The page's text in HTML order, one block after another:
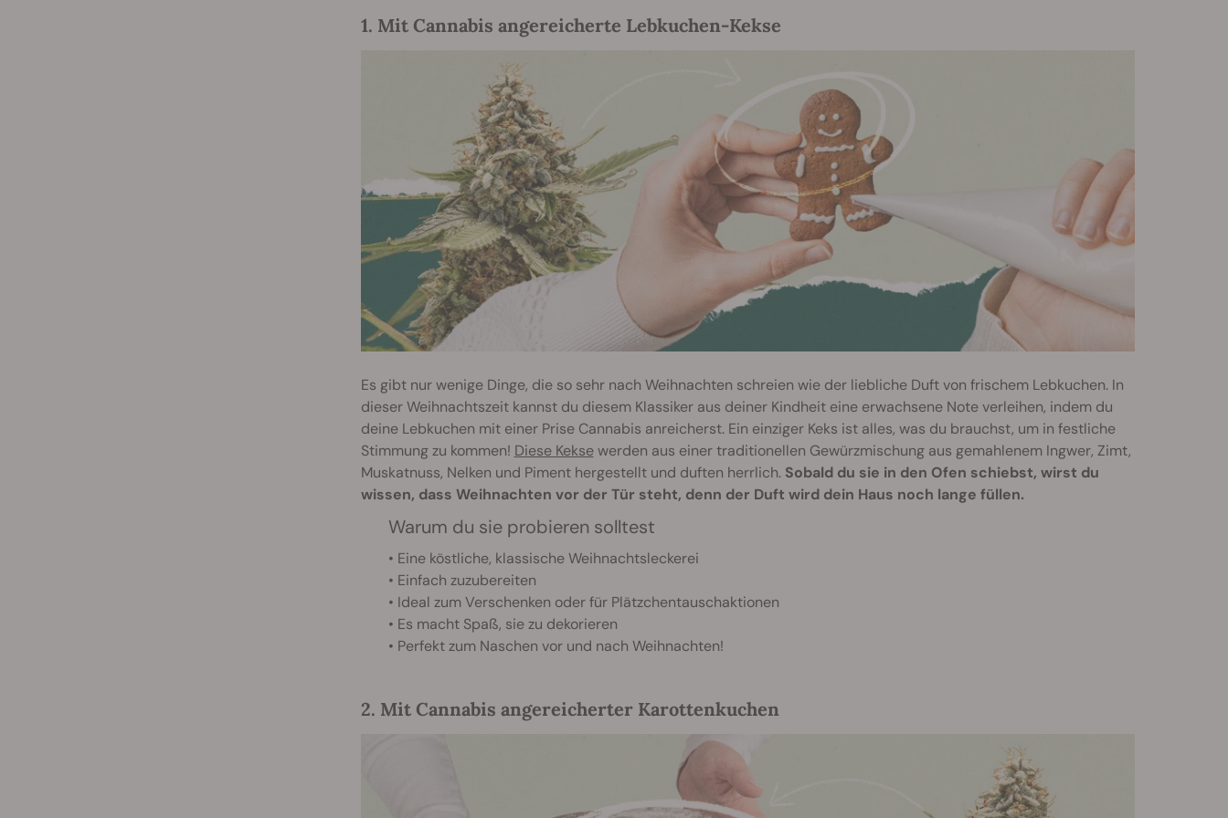
1. Mit Cannabis angereicherte Lebkuchen-Kekse
Es gibt nur wenige Dinge, die so sehr nach Weihnachten schreien wie der liebliche Duft von frischem Lebkuchen. In
dieser Weihnachtszeit kannst du diesem Klassiker aus deiner Kindheit eine erwachsene Note verleihen, indem du
deine Lebkuchen mit einer Prise Cannabis anreicherst. Ein einziger Keks ist alles, was du brauchst, um in festliche
Stimmung zu kommen! Diese Keksewerden aus einer traditionellen Gewürzmischung aus gemahlenem Ingwer, Zimt,
Muskatnuss, Nelken und Piment hergestellt und duften herrlich. Sobald du sie in den Ofen schiebst, wirst du
wissen, dass Weihnachten vor der Tür steht, denn der Duft wird dein Haus noch lange füllen.
Warum du sie probieren solltest
• Eine köstliche, klassische Weihnachtsleckerei
• Einfach zuzubereiten
• Ideal zum Verschenken oder für Plätzchentauschaktionen
• Es macht Spaß, sie zu dekorieren
• Perfekt zum Naschen vor und nach Weihnachten!
2. Mit Cannabis angereicherter Karottenkuchen